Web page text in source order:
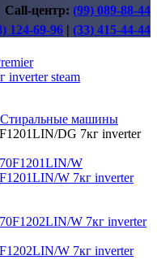
Call-центр: (99) 089-88-44
124-69-96 | (33) 415-44-44
Стиральные машины
DG 7кг inverter
W 7кг inverter
W 7кг inverter